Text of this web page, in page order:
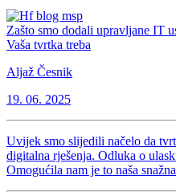
Zašto smo dodali upravljane IT
Vaša tvrtka treba
Aljaž Česnik
19. 06. 2025
Uvijek smo slijedili načelo da
digitalna rješenja. Odluka o
Omogućila nam je to naša